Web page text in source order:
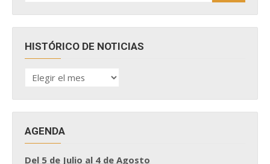
HISTÓRICO DE NOTICIAS
HISTÓRICO
DE
AGENDA
Del 5 de Julio al 4 de Agosto